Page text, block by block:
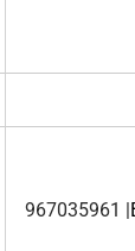
967035961 |